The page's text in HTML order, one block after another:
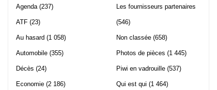
Agenda(237)
ATF (23)
Au hasard (1 058)
Automobile (355)
Décès (24)
Economie (2 186)
Les fournisseurs partenaires
(546)
Non classée (658)
Photos de pièces (1 445)
Piwi en vadrouille (537)
Qui est qui (1 464)